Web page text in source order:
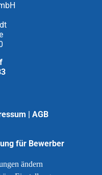
| AGB
für Bewerber
ändern